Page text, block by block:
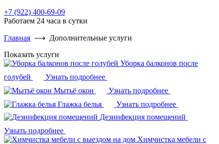
+7 (922) 400-69-09
Работаем 24 часа в сутки
Главная ⟶ Дополнительные услуги
Показать услуги
Уборка балконов после
голубей
Узнать подробнее
Мытьё окон
Узнать подробнее
Глажка белья
Узнать подробнее
Дезинфекция помещений
Узнать подробнее
Химчистка мебели с